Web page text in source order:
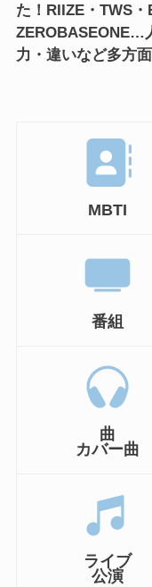
た！RIIZE・TWS・
ZEROBASEONE…
力・違いなど多方
MBTI
番組
曲
カバー曲
ライブ
公演